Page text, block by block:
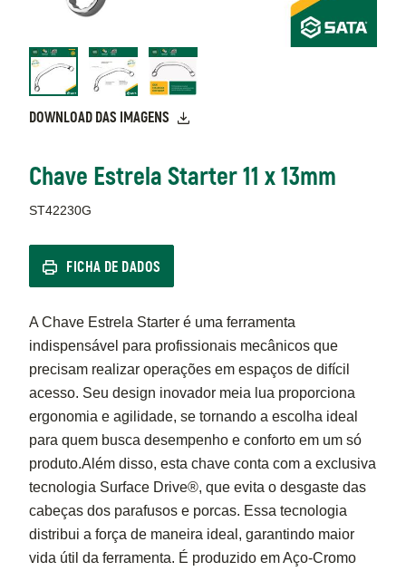
DOWNLOAD DAS IMAGENS
Chave Estrela Starter 11 x 13mm
ST42230G
FICHA DE DADOS
A Chave Estrela Starter é uma ferramenta
indispensável para profissionais mecânicos que
precisam realizar operações em espaços de difícil
acesso. Seu design inovador meia lua proporciona
ergonomia e agilidade, se tornando a escolha ideal
para quem busca desempenho e conforto em um só
produto.Além disso, esta chave conta com a exclusiva
tecnologia Surface Drive®, que evita o desgaste das
cabeças dos parafusos e porcas. Essa tecnologia
distribui a força de maneira ideal, garantindo maior
vida útil da ferramenta. É produzido em Aço-Cromo